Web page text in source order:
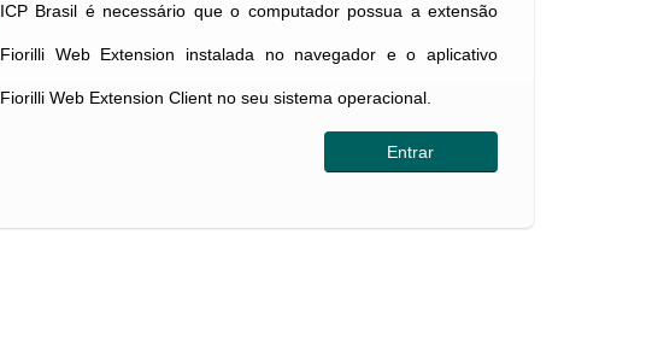
ICP Brasil é necessário que o computador possua a extensão
Fiorilli Web Extension instalada no navegador e o aplicativo
Fiorilli Web Extension Client no seu sistema operacional.